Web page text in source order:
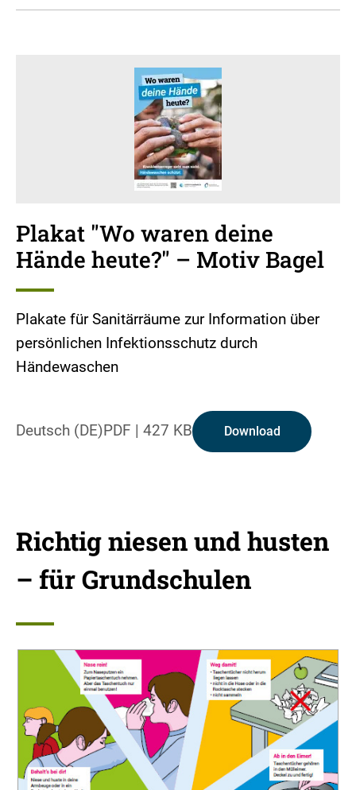
Plakat "Wo waren deine
Hände heute?" – Motiv Bagel
Plakate für Sanitärräume zur Information über
persönlichen Infektionsschutz durch
Händewaschen
Deutsch (DE)PDF | 427 KB Download
Richtig niesen und husten
– für Grundschulen